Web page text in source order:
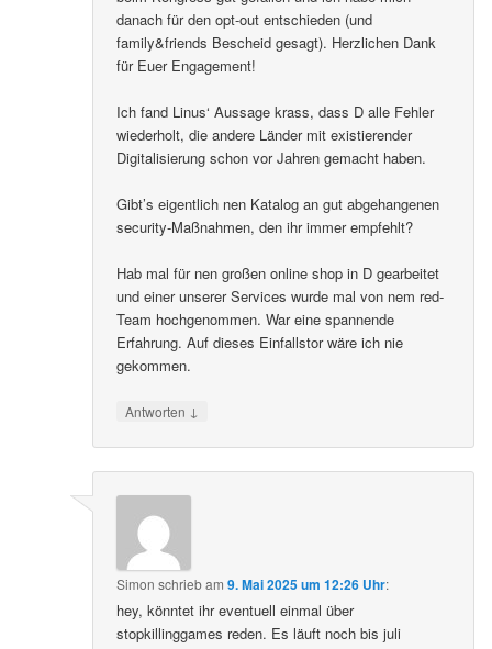
danach für den opt-out entschieden (und
family&friends Bescheid gesagt). Herzlichen Dank
für Euer Engagement!
Ich fand Linus‘ Aussage krass, dass D alle Fehler
wiederholt, die andere Länder mit existierender
Digitalisierung schon vor Jahren gemacht haben.
Gibt’s eigentlich nen Katalog an gut abgehangenen
security-Maßnahmen, den ihr immer empfehlt?
Hab mal für nen großen online shop in D gearbeitet
und einer unserer Services wurde mal von nem red-
Team hochgenommen. War eine spannende
Erfahrung. Auf dieses Einfallstor wäre ich nie
gekommen.
Antworten ↓
Simon schriebam9. Mai 2025 um 12:26 Uhr:
hey, könntet ihr eventuell einmal über
stopkillinggames reden. Es läuft noch bis juli